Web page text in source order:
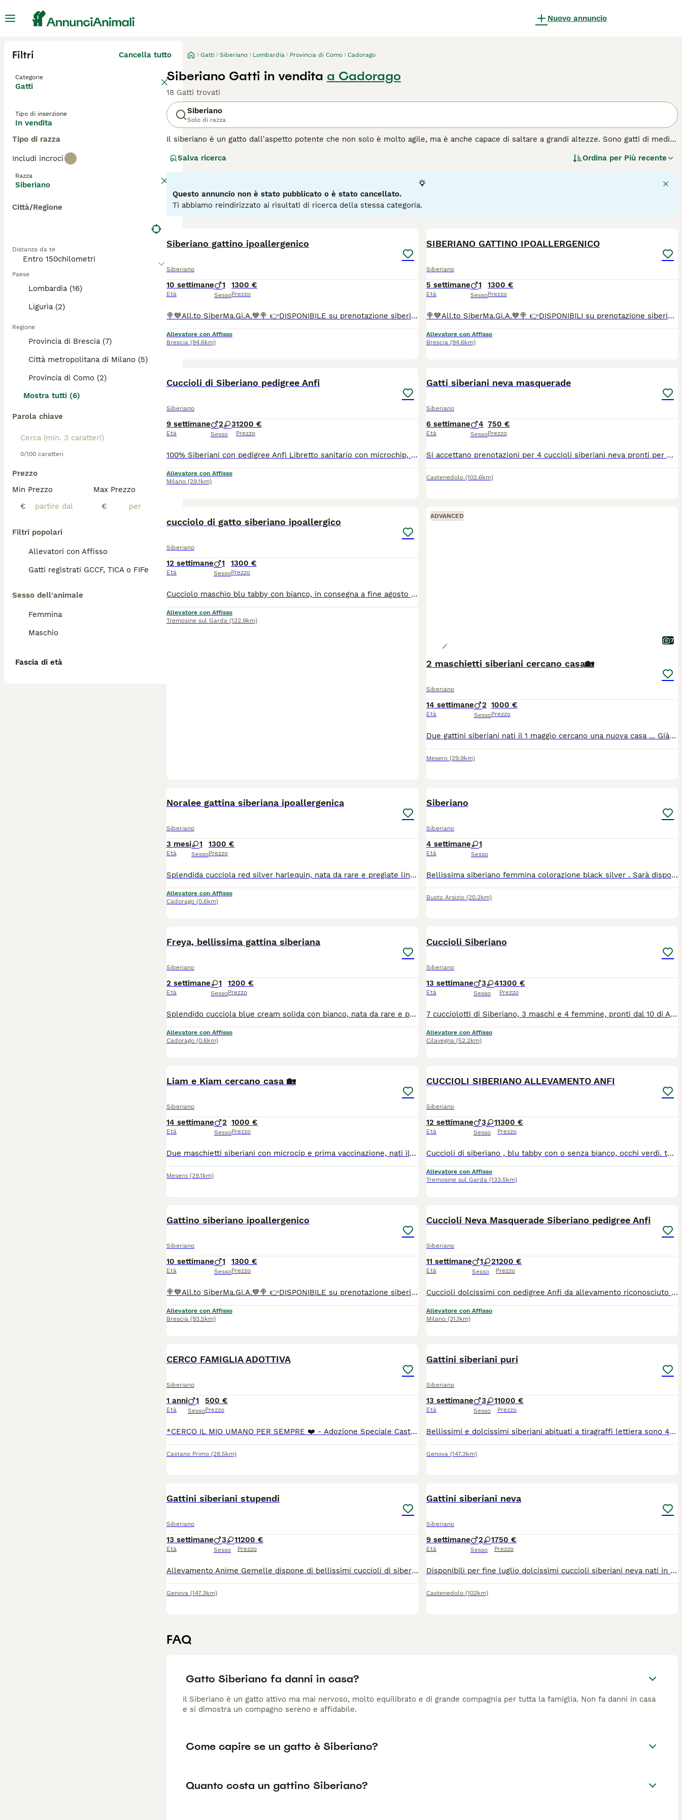
Nuovo annuncio
Filtri Cancella tutto
Categorie
Gatti
Tipo di inserzione
In vendita
Tipo di razza
Includi incroci
Razza
Siberiano
Città/Regione
Distanza da te
Paese
Lombardia (16)
Liguria (2)
Regione
Provincia di Brescia (7)
Città metropolitana di Milano (5)
Provincia di Como (2)
Mostra tutti (6)
Parola chiave
0/100 caratteri
Prezzo
Min Prezzo
€
Max Prezzo
€
Filtri popolari
Allevatori con Affisso
Gatti registrati GCCF, TICA o FIFe
Sesso dell'animale
Femmina
Maschio
Fascia di età
Gatti Siberiano Lombardia Provincia di Como Cadorago
Siberiano Gatti in vendita a Cadorago
18 Gatti trovati
Siberiano
Solo di razza
Il siberiano è un gatto dall'aspetto potente che non solo è molto agile, ma è anche capace di saltare a grandi altezze. Sono gatti di medie
una personalità adorabile, oltre al bell'aspetto. Da quando sono arrivati in Italia hanno fatto innamorare moltissima gente, e per una
Leggi la nostra pagina di consigli sul Siberiano per informazioni su questa razza di gatto.
Salva ricerca Ordina per Più recente
Questo annuncio non è stato pubblicato o è stato cancellato.
Ti abbiamo reindirizzato ai risultati di ricerca della stessa categoria.
Siberiano gattino ipoallergenico
Siberiano
10 settimane
Età
1
Sesso
1300 €
Prezzo
🍭💙All.to SiberMa.Gi.A.💙🍭 👉DISPONIBILE su prenotazione siberiano tradizionale!🌟🐱🌟 Maschio 🩵 ♥️Potranno lasciare l'allevamento dai 90 gg con: 📌Chip 📌Vaccini 📌Profilassi antielmintica completa 📌Snap giardia negativo 📌Coprologico per flottazione negativo 📌profilassi antiparassitaria in corso di validità 📌libretto sanitario 📌certificato di buona salute 📌pedigree RICONOSCIUTO DAL MINISTERO delle politiche agricole 📌copia degli esami Hcm, pkd, Pkdef dei genitori.♥️ 📌Assistenza all' inserimento in famiglia 📌 Assistenza alla nutrizione ♦️Abituati in contesto domestico e famigliare, abituati ai cani, altri gatti e bambini♦️
Allevatore con Affisso
Brescia (94.6km)
SIBERIANO GATTINO IPOALLERGENICO
Siberiano
5 settimane
Età
1
Sesso
1300 €
Prezzo
🍭💙All.to SiberMa.Gi.A.💙🍭 👉DISPONIBILI su prenotazione siberiani tradizionali!🌟🐱🌟 Maschi e femmine 🩵🩷 ♥️Potranno lasciare l'allevamento dai 90 gg con: 📌Chip 📌Vaccini 📌Profilassi antielmintica completa 📌Snap giardia negativo 📌Coprologico per flottazione negativo 📌profilassi antiparassitaria in corso di validità 📌libretto sanitario 📌certificato di buona salute 📌pedigree RICONOSCIUTO DAL MINISTERO delle politiche agricole 📌copia degli esami Hcm, pkd, Pkdef dei genitori.♥️ 📌Assistenza all' inserimento in famiglia 📌 Assistenza alla nutrizione ♦️Abituati in contesto domestico e famigliare, abituati ai cani, altri gatti e bambini♦️
Allevatore con Affisso
Brescia (94.6km)
Cuccioli di Siberiano pedigree Anfi
Siberiano
9 settimane
Età
2 3
Sesso
1200 €
Prezzo
100% Siberiani con pedigree Anfi Libretto sanitario con microchip, vaccinazioni, controllo feci, certificati di buona salute e di assenza di anomalie. Genealogia Russa con campioni e genitori testati per le malattie infettive e cardiologiche. Cresciuti con amore e rispetto.
Allevatore con Affisso
Milano (29.1km)
Gatti siberiani neva masquerade
Siberiano
6 settimane
Età
4
Sesso
750 €
Prezzo
Si accettano prenotazioni per 4 cuccioli siberiani neva pronti per fine agosto. Genitori visibili entrambi siberiani neva puri, sani, in regola con tutte le vaccinazioni e testati fiv/felv negativi. I cuccioli saranno consegnati con doppia sverminazione, svezzati con cibo di ottima qualità e abituati alla lettiera e tiragraffi. Non hanno il pedigree.
Castenedolo (102.6km)
cucciolo di gatto siberiano ipoallergico
Siberiano
12 settimane
Età
1
Sesso
1300 €
Prezzo
Cucciolo maschio blu tabby con bianco, in consegna a fine agosto , ottima genealogia ,ottimo carattere abituato alla lettiera e tiragraffi , genitori testati per tutte le malattie genetiche
Allevatore con Affisso
Tremosine sul Garda (132.9km)
ADVANCED
7
2 maschietti siberiani cercano casa🏡
Siberiano
14 settimane
Età
2
Sesso
1000 €
Prezzo
Due gattini siberiani nati il 1 maggio cercano una nuova casa ... Già microcippati e vaccinati. Mangiano e fanno i loro bisogni in lettiera da quando hanno 1 mese. Sono cresciuti tra i bambini quindi molto socievoli e affettuosi.
Mesero (29.9km)
Noralee gattina siberiana ipoallergenica
Siberiano
3 mesi
Età
1
Sesso
1300 €
Prezzo
Splendida cucciola red silver harlequin, nata da rare e pregiate linee di sangue. La gattina sta crescendo in ambiente familiare, insieme ai fratelli, circondato da coccole e attenzioni. Perfetta come pet, per show e breading! La piccola verrà ceduto con Microchip termico Libretto sanitario Iscrizione in anagrafe Pedigree Vaccinazioni e profilassi personalizzate Regolare contratto di cessione Kit di benvenuto Visibile presso L’allevamento Casa di Cally insieme ai genitori. Non cerchiamo semplicemente una casa. Cerchiamo la famiglia giusta, quella con cui costruirà una storia destinata a durare tutta la vita. Se stai pensando di condividere il tuo cammino con un gatto siberiano, questo potrebbe essere l'inizio di qualcosa di speciale: 🤍 Selezione etica 🏡 Crescita in ambiente familiare 🥩 Alimentazione naturale 🩺 Genitori testati e seguiti con cura 🐾 Supporto prima e dopo l'arrivo del cucciolo Per informazioni sulle cucciolate disponibili e sulla nostra filosofia di allevamento, contattaci in privato Il cucciolo non è in regalo o adozione, contattare solo se realmente interessati
Allevatore con Affisso
Cadorago (0.6km)
Siberiano
Siberiano
4 settimane
Età
1
Sesso
Bellissima siberiano femmina colorazione black silver . Sarà disponibile dopo 90 GG e ceduta con ciclo vaccinale microchip pedigree ministeriale. Tutte le ulteriori informazioni se interessati
Busto Arsizio (20.2km)
Freya, bellissima gattina siberiana
Siberiano
2 settimane
Età
1
Sesso
1200 €
Prezzo
Splendido cucciola blue cream solida con bianco, nata da rare e pregiate linee di sangue. La gattina sta crescendo in ambiente familiare, insieme ai fratelli, circondato da coccole e attenzioni. Perfetta come pet, per show e breading! La piccola verrà ceduto con Microchip termico Libretto sanitario Iscrizione in anagrafe Pedigree Vaccinazioni e profilassi personalizzate Regolare contratto di cessione Kit di benvenuto Visibile presso L’allevamento Casa di Cally insieme ai genitori. Non cerchiamo semplicemente una casa. Cerchiamo la famiglia giusta, quella con cui costruirà una storia destinata a durare tutta la vita. Se stai pensando di condividere il tuo cammino con un gatto siberiano, questo potrebbe essere l'inizio di qualcosa di speciale: 🤍 Selezione etica 🏡 Crescita in ambiente familiare 🥩 Alimentazione naturale 🩺 Genitori testati e seguiti con cura 🐾 Supporto prima e dopo l'arrivo del cucciolo Per informazioni sulle cucciolate disponibili e sulla nostra filosofia di allevamento, contattaci in privato Il cucciolo non è in regalo o adozione, contattare solo se realmente interessati
Allevatore con Affisso
Cadorago (0.6km)
Cuccioli Siberiano
Siberiano
13 settimane
Età
3 4
Sesso
1300 €
Prezzo
7 cucciolotti di Siberiano, 3 maschi e 4 femmine, pronti dal 10 di Agosto, genitori testati hcm, pkd e pkdef n/n, ecocardio regolari n/n, Kit cucciolo..
Allevatore con Affisso
Cilavegna (52.2km)
Liam e Kiam cercano casa 🏡
Siberiano
14 settimane
Età
2
Sesso
1000 €
Prezzo
Due maschietti siberiani con microcip e prima vaccinazione, nati il 1 maggio e cresciuti in mezzo ai bambini, cercano una nuova famiglia ...
Mesero (29.1km)
CUCCIOLI SIBERIANO ALLEVAMENTO ANFI
Siberiano
12 settimane
Età
3 1
Sesso
1300 €
Prezzo
Cuccioli di siberiano , blu tabby con o senza bianco, occhi verdi. test genetici dei genitori completi ,chip, vaccini completi, certificato di buona salute
Allevatore con Affisso
Tremosine sul Garda (133.5km)
Gattino siberiano ipoallergenico
Siberiano
10 settimane
Età
1
Sesso
1300 €
Prezzo
🍭💙All.to SiberMa.Gi.A.💙🍭 👉DISPONIBILE su prenotazione siberiano tradizionale!🌟🐱🌟 Maschio 🩵 ♥️Potranno lasciare l'allevamento dai 90 gg con: 📌Chip 📌Vaccini 📌Profilassi antielmintica completa 📌Snap giardia negativo 📌Coprologico per flottazione negativo 📌profilassi antiparassitaria in corso di validità 📌libretto sanitario 📌certificato di buona salute 📌pedigree RICONOSCIUTO DAL MINISTERO delle politiche agricole 📌copia degli esami Hcm, pkd, Pkdef dei genitori.♥️ 📌Assistenza all' inserimento in famiglia 📌 Assistenza alla nutrizione ♦️Abituati in contesto domestico e famigliare, abituati ai cani, altri gatti e bambini♦️
Allevatore con Affisso
Brescia (93.5km)
Cuccioli Neva Masquerade Siberiano pedigree Anfi
Siberiano
11 settimane
Età
1 2
Sesso
1200 €
Prezzo
Cuccioli dolcissimi con pedigree Anfi da allevamento riconosciuto con affisso. I cuccioli hanno il libretto sanitario, microchip, vaccinazioni, i certificati di assenza parassiti, assenza di malattie infettive, assenza di anomalie e di buona salute. I genitori sono iscritti all’Associazione Nazionale Felina Italiana e seguiti dai veterinari regolarmente con certificazioni e pedigree.
Allevatore con Affisso
Milano (31.1km)
CERCO FAMIGLIA ADOTTIVA
Siberiano
1 anni
Età
1
Sesso
500 €
Prezzo
*CERCO IL MIO UMANO PER SEMPRE ❤️ - Adozione Speciale Castano Primo/MI* Lui è Tigro, 3 anni, castrato e sanissimo. Il suo lavoro preferito? Farti da ombra. *I suoi superpoteri con le persone:* - Dormire accanto a te nel letto, appiccicato. - Seguirti in ogni stanza perché la solitudine non è contemplata. - Pretendere coccole e ricambiare con fusa e testatine. È il gatto ideale se sogni un coinquilino affettuoso che ti sceglie ogni giorno. Con gli umani è un patatone totale. *L’unica regola di Tigro: niente coinquilini pelosi.* Non tollera altri gatti in casa. Con loro va in stress e diventa aggressivo per difendere il suo territorio e le sue persone. Per questo cerco per lui una famiglia *senza altri animali*, dove possa essere l’unico re del divano. Ha già cambiato casa una volta proprio per questo motivo. Per evitargli altro stress, farò colloquio conoscitivo, visita pre-affido e prevedo 2 settimane di prova. Voglio che questa sia la sua ultima casa. Se cerchi un gatto-cane che vive per stare con te, lui è perfetto. Se invece vuoi più gatti, purtroppo non fa per voi. Zona: Castano Primo (MI), ma mi sposto per la casa giusta. Contattami su WhatsApp: [3284511751)
Castano Primo (28.5km)
Gattini siberiani puri
Siberiano
13 settimane
Età
3 1
Sesso
1000 €
Prezzo
Bellissimi e dolcissimi siberiani abituati a tiragraffi lettiera sono 4 3 maschi ed una femmina Norma Nathan Never e Noah il prezzo sarà divisibile in tre trance la prima alla prenotazione la seconda al primo vaccino la terza al ritiro
Genova (147.3km)
Gattini siberiani stupendi
Siberiano
13 settimane
Età
3 1
Sesso
1200 €
Prezzo
Allevamento Anime Gemelle dispone di bellissimi cuccioli di siberiani i piccoli sono dolcissimi abituati già a lettiera e tiragraffi saranno disponibili dopo ultimo vaccino ê microchip saranno consegnati con test feci pedigree certificato di buona salute e kit cuccioli!! Numero 3516106607
Genova (147.3km)
Gattini siberiani neva
Siberiano
9 settimane
Età
2 1
Sesso
750 €
Prezzo
Disponibili per fine luglio dolcissimi cuccioli siberiani neva nati in casa. Genitori di mia proprietà entrambi siberiani neva puri, sani, in regola con tutte le vaccinazioni e testati fiv/felv negativi. I cuccioli saranno consegnati con sverminazione completa, svezzati con cibo di ottima qualità e abituati alla lettiera e tiragraffi. Non hanno il pedigree.
Castenedolo (102km)
FAQ
Gatto Siberiano fa danni in casa?
Il Siberiano è un gatto attivo ma mai nervoso, molto equilibrato e di grande compagnia per tutta la famiglia. Non fa danni in casa
e si dimostra un compagno sereno e affidabile.
Come capire se un gatto è Siberiano?
Quanto costa un gattino Siberiano?